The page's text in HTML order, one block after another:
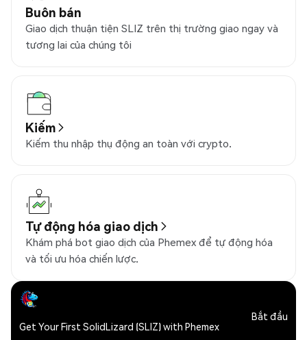
Buôn bán
Giao dịch thuận tiện SLIZ trên thị trường giao ngay và
tương lai của chúng tôi
Kiếm
Kiếm thu nhập thụ động an toàn với crypto.
Tự động hóa giao dịch
Khám phá bot giao dịch của Phemex để tự động hóa
và tối ưu hóa chiến lược.
Get Your First SolidLizard (SLIZ) with Phemex
Bắt đầu